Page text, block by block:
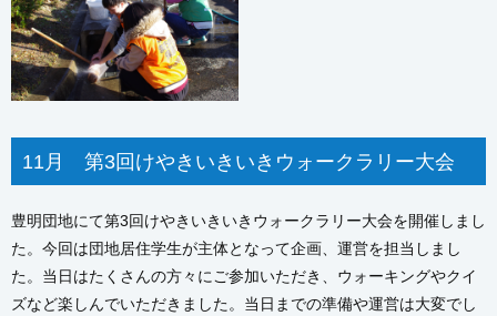
11月 第3回けやきいきいきウォークラリー大会
豊明団地にて第3回けやきいきいきウォークラリー大会を開催しまし
た。今回は団地居住学生が主体となって企画、運営を担当しまし
た。当日はたくさんの方々にご参加いただき、ウォーキングやクイ
ズなど楽しんでいただきました。当日までの準備や運営は大変でし